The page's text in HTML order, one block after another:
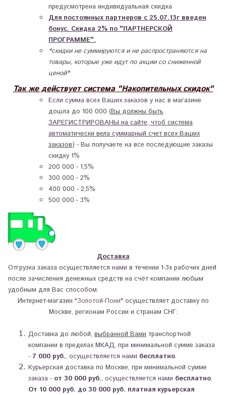
предусмотрена индивидуальная скидка
Для постоянных партнеров с 25.07.13г введен
бонус. Скидка 2% по "ПАРТНЕРСКОЙ
ПРОГРАММЕ".
*скидки не суммируются и не распространяются на
товары, которые уже идут по акции со сниженной
ценой*
Так же действует система "Накопительных скидок"
Если сумма всех Ваших заказов у нас в магазине
дошла до 100 000 (Вы должны быть
ЗАРЕГИСТРИРОВАНЫ на сайте, чтоб система
автоматически вела суммарный счет всех Ваших
заказов) - Вы получаете на все последующие заказы
скидку 1%
200 000 - 1,5%
300 000 - 2%
400 000 - 2,5%
500 000 - 3%
Доставка
Отгрузка заказа осуществляется нами в течении 1-3х рабочих дней
после зачисления денежных средств на счёт компании любым
удобным для Вас способом.
Интернет-магазин "Золотой-Пони" осуществляет доставку по
Москве, регионам России и странам СНГ:
Доставка до любой, выбранной Вами транспортной
компании в пределах МКАД, при минимальной сумме заказа
- 7 000 руб., осуществляется нами бесплатно.
Курьерская доставка по Москве, при минимальной сумме
заказа - от 30 000 руб., осуществляется нами бесплатно.
От 10 000 руб. до 30 000 руб. платная курьерская